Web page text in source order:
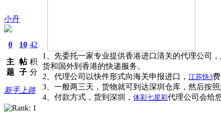
小丹
0
主
题
10
帖
子
42
积
分
新手上路
1、先委托一家专业提供香港进口清关的代理公司，
货和国外到香港的快递服务。
2、代理公司以快件形式向海关申报进口， 江苏快3
3、一般两三天，货物就可到达深圳仓库，然后按
4、付款方式，货到深圳， 体彩七星彩代理公司会给